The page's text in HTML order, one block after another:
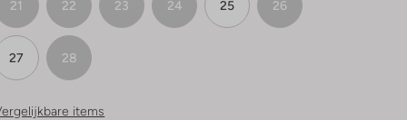
21 22 23 24 25 26
27 28
items